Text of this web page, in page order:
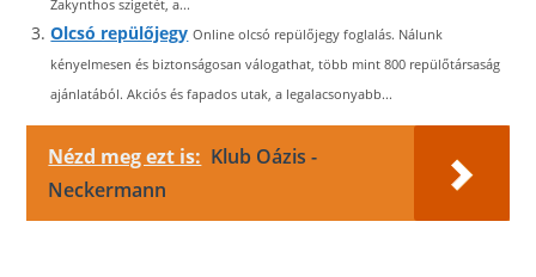
Zakynthos szigetét, a...
Olcsó repülőjegy Online olcsó repülőjegy foglalás. Nálunk
kényelmesen és biztonságosan válogathat, több mint 800 repülőtársaság
ajánlatából. Akciós és fapados utak, a legalacsonyabb...
Nézd meg ezt is: Klub Oázis -
Neckermann